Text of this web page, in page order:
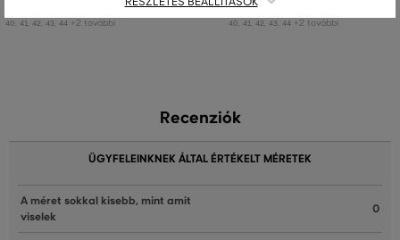
40 41 42 43 44 +2 további
Elérhető méretek:
40 41 42 43 44 +2 további
Recenziók
ÜGYFELEINKNEK ÁLTAL ÉRTÉKELT MÉRETEK
A méret sokkal kisebb, mint amit
viselek
0